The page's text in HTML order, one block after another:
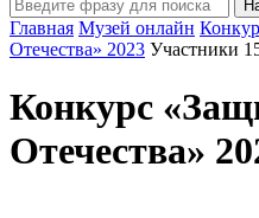
Главная Музей онлайн
Отечества» 2023 Участники
Конкурс
Отечества»